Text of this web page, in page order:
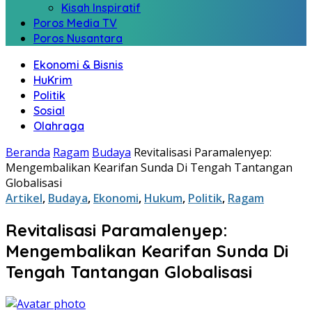
Kisah Inspiratif
Poros Media TV
Poros Nusantara
Ekonomi & Bisnis
HuKrim
Politik
Sosial
Olahraga
Beranda Ragam Budaya Revitalisasi Paramalenyep:
Mengembalikan Kearifan Sunda Di Tengah Tantangan
Globalisasi
Artikel, Budaya, Ekonomi, Hukum, Politik, Ragam
Revitalisasi Paramalenyep:
Mengembalikan Kearifan Sunda Di
Tengah Tantangan Globalisasi